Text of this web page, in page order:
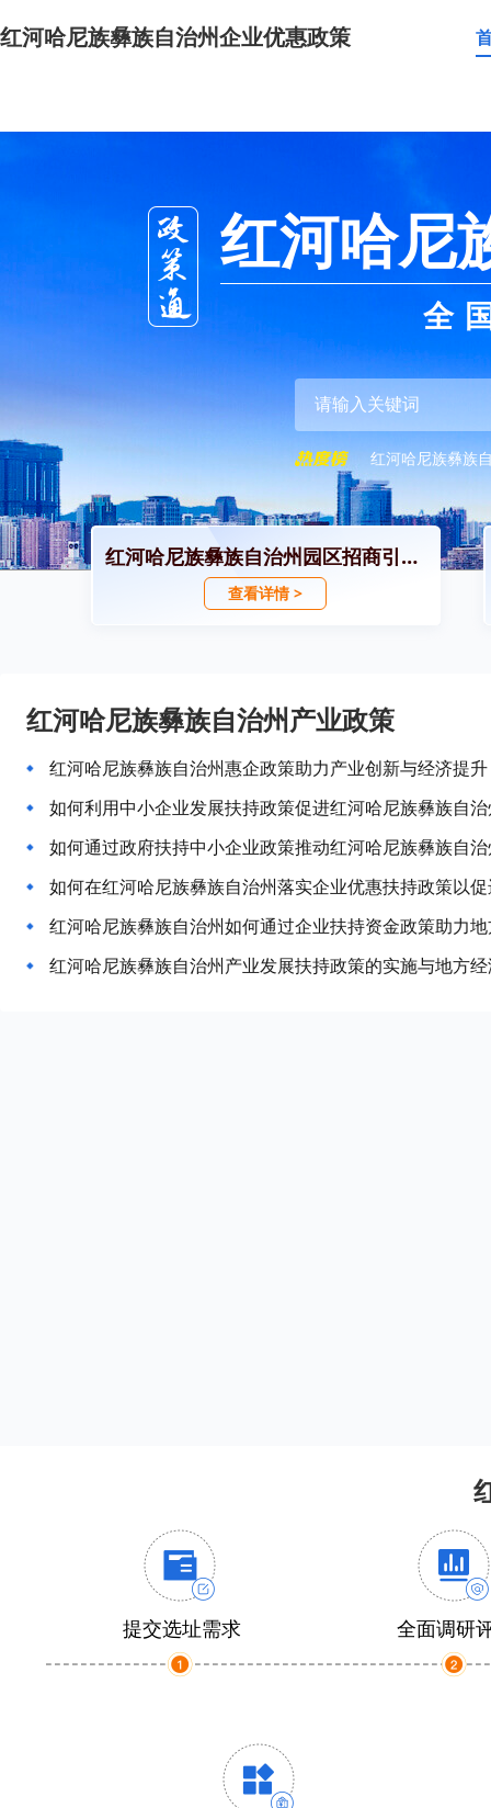
红河哈尼族彝族自治州企业优惠政策
红河哈尼
全
红河哈尼族彝族
红河哈尼族彝族自治州园区招商引资政策
查看详情 >
红河哈尼族彝族自治州产业政策
红河哈尼族彝族自治州惠企政策助力产业创新与经济提升
如何利用中小企业发展扶持政策促进红河哈尼族彝族自
如何通过政府扶持中小企业政策推动红河哈尼族彝族自
如何在红河哈尼族彝族自治州落实企业优惠扶持政策以
红河哈尼族彝族自治州如何通过企业扶持资金政策助力
红河哈尼族彝族自治州产业发展扶持政策的实施与地方
提交选址需求 全面调研